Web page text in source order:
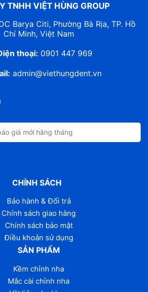
TNHH VIỆT HÙNG GROUP
Barya Citi, Phường Bà Rịa, TP. Hồ
Chí Minh, Việt Nam
thoại: 0901 447 969
admin@viethungdent.vn
CHÍNH SÁCH
Bảo hành & Đổi trả
Chính sách giao hàng
Chính sách bảo mật
Điều khoản sử dụng
SẢN PHẨM
Kềm chỉnh nha
Mắc cài chỉnh nha